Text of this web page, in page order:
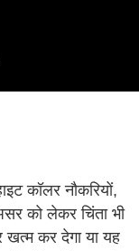
कॉलर नौकरियों,
को लेकर चिंता भी
खत्म कर देगा या यह